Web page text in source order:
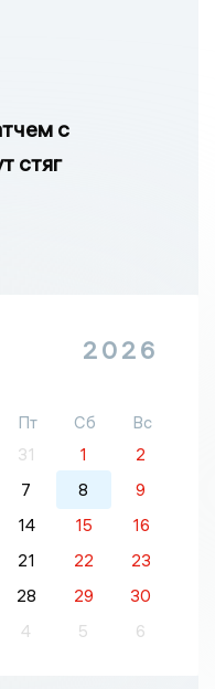
с
стяг
2026
Пт Сб
Вс
31 1
2
7 8
9
14 15
16
21 22
23
28 29
30
4 5 6